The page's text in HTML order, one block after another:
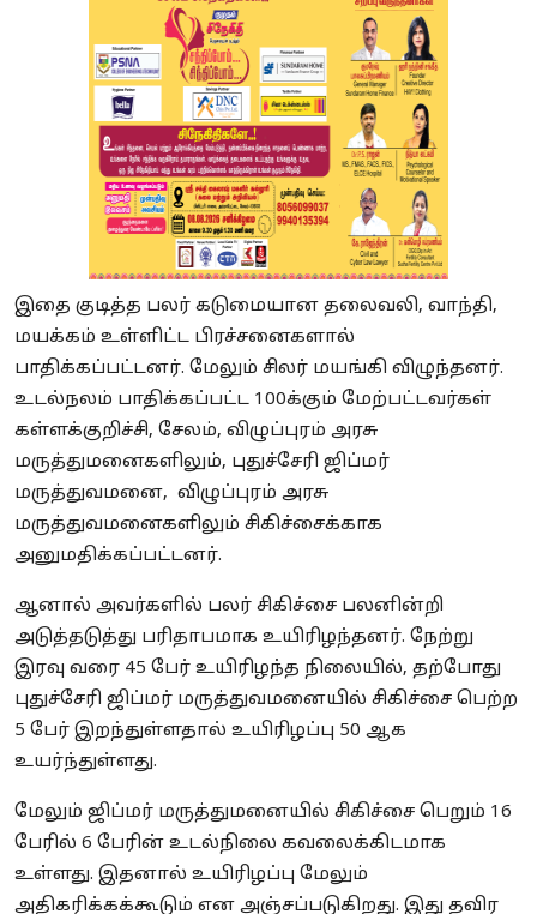
இதை குடித்த பலர் கடுமையான தலைவலி, வாந்தி,
மயக்கம் உள்ளிட்ட பிரச்சனைகளால்
பாதிக்கப்பட்டனர். மேலும் சிலர் மயங்கி விழுந்தனர்.
உடல்நலம் பாதிக்கப்பட்ட 100க்கும் மேற்பட்டவர்கள்
கள்ளக்குறிச்சி, சேலம், விழுப்புரம் அரசு
மருத்துமனைகளிலும், புதுச்சேரி ஜிப்மர்
மருத்துவமனை, விழுப்புரம் அரசு
மருத்துவமனைகளிலும் சிகிச்சைக்காக
அனுமதிக்கப்பட்டனர்.
ஆனால் அவர்களில் பலர் சிகிச்சை பலனின்றி
அடுத்தடுத்து பரிதாபமாக உயிரிழந்தனர். நேற்று
இரவு வரை 45 பேர் உயிரிழந்த நிலையில், தற்போது
புதுச்சேரி ஜிப்மர் மருத்துவமனையில் சிகிச்சை பெற்ற
5 பேர் இறந்துள்ளதால் உயிரிழப்பு 50 ஆக
உயர்ந்துள்ளது.
மேலும் ஜிப்மர் மருத்துமனையில் சிகிச்சை பெறும் 16
பேரில் 6 பேரின் உடல்நிலை கவலைக்கிடமாக
உள்ளது. இதனால் உயிரிழப்பு மேலும்
அதிகரிக்கக்கூடும் என அஞ்சப்படுகிறது. இது தவிர